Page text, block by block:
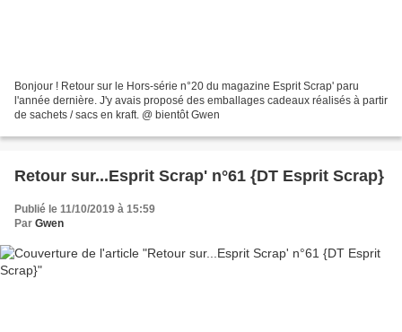
Bonjour ! Retour sur le Hors-série n°20 du magazine Esprit Scrap' paru
l'année dernière. J'y avais proposé des emballages cadeaux réalisés à partir
de sachets / sacs en kraft. @ bientôt Gwen
Retour sur...Esprit Scrap' n°61 {DT Esprit Scrap}
Publié le 11/10/2019 à 15:59
Par Gwen